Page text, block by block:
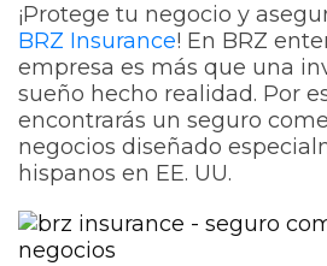
¡Protege tu negocio y
BRZ Insurance! En BRZ
empresa es más que una
sueño hecho realidad. Por
encontrarás un seguro
negocios diseñado
hispanos en EE. UU.